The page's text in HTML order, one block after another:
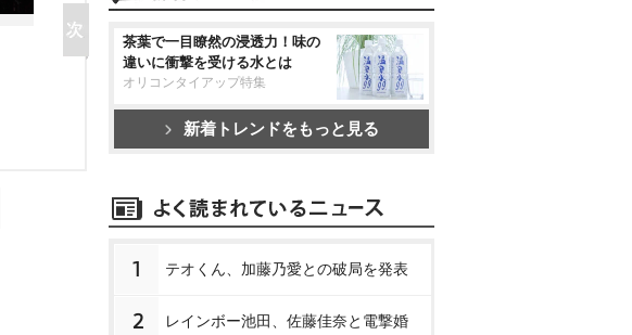
茶葉で一目瞭然の浸透力！味の
違いに衝撃を受ける水とは
オリコンタイアップ特集
新着トレンドをもっと見る
1 テオくん、加藤乃愛との破局を発表
2 レインボー池田、佐藤佳奈と電撃婚